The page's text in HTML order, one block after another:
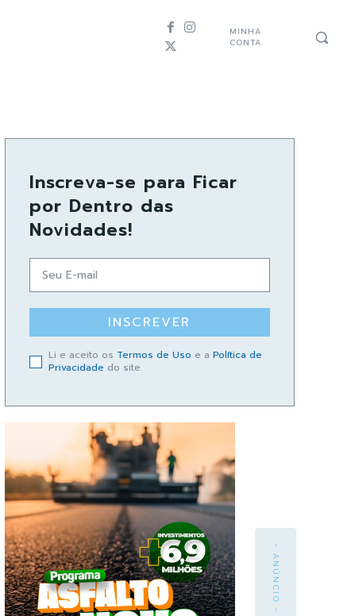
MINHA
CONTA
Inscreva-se para Ficar
por Dentro das
Novidades!
INSCREVER
Li e aceito os Termos de Uso e a Política de
Privacidade do site.
- ANÚNCIO -